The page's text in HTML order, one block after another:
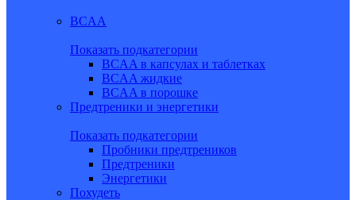
BCAA
Показать подкатегории
BCAA в капсулах и таблетках
BCAA жидкие
BCAA в порошке
Предтреники и энергетики
Показать подкатегории
Пробники предтреников
Предтреники
Энергетики
Похудеть